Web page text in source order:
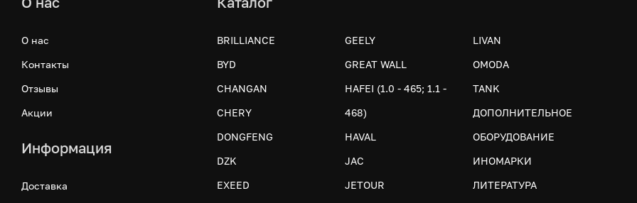
О нас
Контакты
Отзывы
Акции
Информация
Доставка
BRILLIANCE
BYD
CHANGAN
CHERY
DONGFENG
DZK
EXEED
GEELY
GREAT WALL
HAFEI (1.0 - 465; 1.1 -
468)
HAVAL
JAC
JETOUR
LIVAN
OMODA
TANK
ДОПОЛНИТЕЛЬНОЕ
ОБОРУДОВАНИЕ
ИНОМАРКИ
ЛИТЕРАТУРА